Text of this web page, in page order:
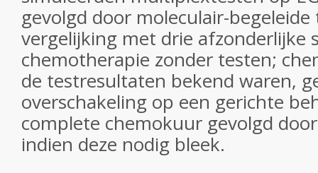
gevolgd door moleculair-
vergelijking met drie afzonderlijke
chemotherapie zonder testen;
de testresultaten bekend waren,
overschakeling op een gerichte
complete chemokuur gevolgd
indien deze nodig bleek.